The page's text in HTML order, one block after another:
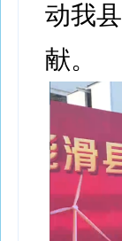
动我
献。